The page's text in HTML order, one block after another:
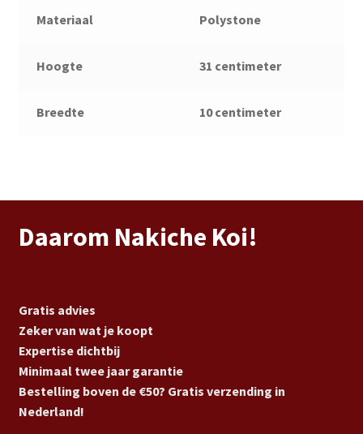
Materiaal Polystone
Hoogte 31 centimeter
Breedte 10 centimeter
Daarom Nakiche Koi!
Gratis advies
Zeker van wat je koopt
Expertise dichtbij
Minimaal twee jaar garantie
Bestelling boven de €50? Gratis verzending in
Nederland!